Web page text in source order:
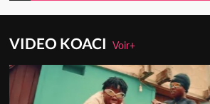
VIDEO KOACIVoir+